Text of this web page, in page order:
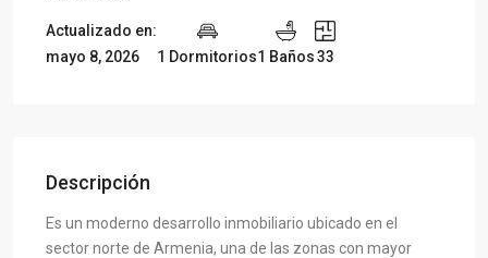
Actualizado en:
mayo 8, 2026
1 Dormitorios1 Baños33
Descripción
Es un moderno desarrollo inmobiliario ubicado en el
sector norte de Armenia, una de las zonas con mayor